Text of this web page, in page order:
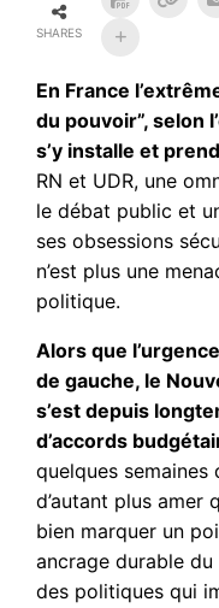
SHARES
En France
du pouvoir”, selon
s’y installe et
RN et UDR, une
le débat public et
ses obsessions
n’est plus une
politique.
Alors que
de gauche, le
s’estdepuis
d’accords
quelques
d’autant plus amer
bien marquer un
ancrage durable
des politiques qui